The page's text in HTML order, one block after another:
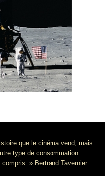
que le cinéma vend, mais
type de consommation.
» Bertrand Tavernier